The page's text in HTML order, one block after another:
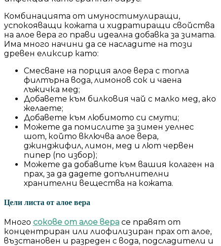
Комбинацията от имуностимулиращи,
успокояващи кожата и хидратиращи свойства
на алое вера го прави идеална добавка за зимата.
Има много начини да се насладите на този
древен еликсир като:
Смесване на порция алое вера с топла
филтърна вода, лимонов сок и чаена
лъжичка мед;
Добавете към билковия чай с малко мед, ако
желаете;
Добавете към любимото си смути;
Можете да помислите за зимен уелнес
шот, който включва алое вера,
джинджифил, лимон, мед и лют червен
пипер (по избор);
Можете да добавите към вашия колаген на
прах, за да дадете допълнителни
хранителни вещества на кожата.
Цели листа от алое вера
Много сокове от алое вера се правят от
концентриран или лиофилизиран прах от алое,
възстановен и разреден с вода, подсладители и